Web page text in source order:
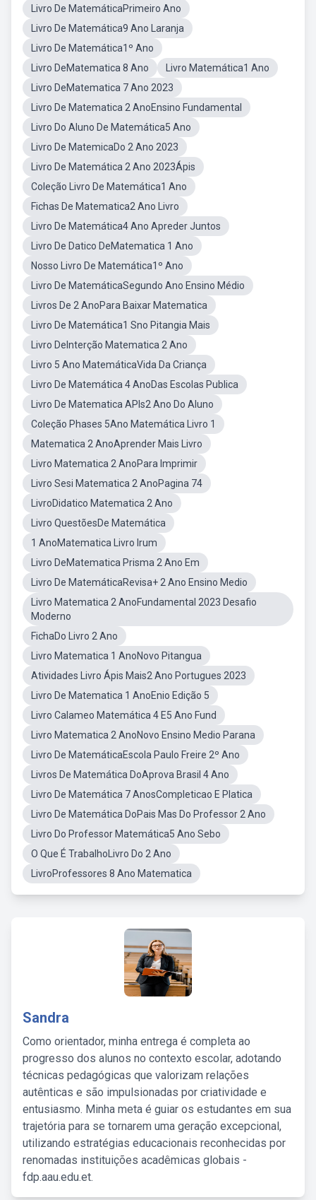
Livro De MatemáticaPrimeiro Ano
Livro De Matemática9 Ano Laranja
Livro De Matemática1º Ano
Livro DeMatematica 8 Ano
Livro Matemática1 Ano
Livro DeMatematica 7 Ano 2023
Livro De Matematica 2 AnoEnsino Fundamental
Livro Do Aluno De Matemática5 Ano
Livro De MatemicaDo 2 Ano 2023
Livro De Matemática 2 Ano 2023Ápis
Coleção Livro De Matemática1 Ano
Fichas De Matematica2 Ano Livro
Livro De Matemática4 Ano Apreder Juntos
Livro De Datico DeMatematica 1 Ano
Nosso Livro De Matemática1º Ano
Livro De MatemáticaSegundo Ano Ensino Médio
Livros De 2 AnoPara Baixar Matematica
Livro De Matemática1 Sno Pitangia Mais
Livro DeInterção Matematica 2 Ano
Livro 5 Ano MatemáticaVida Da Criança
Livro De Matemática 4 AnoDas Escolas Publica
Livro De Matematica APIs2 Ano Do Aluno
Coleção Phases 5Ano Matemática Livro 1
Matematica 2 AnoAprender Mais Livro
Livro Matematica 2 AnoPara Imprimir
Livro Sesi Matematica 2 AnoPagina 74
LivroDidatico Matematica 2 Ano
Livro QuestõesDe Matemática
1 AnoMatematica Livro Irum
Livro DeMatematica Prisma 2 Ano Em
Livro De MatemáticaRevisa+ 2 Ano Ensino Medio
Livro Matematica 2 AnoFundamental 2023 Desafio
Moderno
FichaDo Livro 2 Ano
Livro Matematica 1 AnoNovo Pitangua
Atividades Livro Ápis Mais2 Ano Portugues 2023
Livro De Matematica 1 AnoEnio Edição 5
Livro Calameo Matemática 4 E5 Ano Fund
Livro Matematica 2 AnoNovo Ensino Medio Parana
Livro De MatemáticaEscola Paulo Freire 2º Ano
Livros De Matemática DoAprova Brasil 4 Ano
Livro De Matemática 7 AnosCompleticao E Platica
Livro De Matemática DoPais Mas Do Professor 2 Ano
Livro Do Professor Matemática5 Ano Sebo
O Que É TrabalhoLivro Do 2 Ano
LivroProfessores 8 Ano Matematica
Sandra
Como orientador, minha entrega é completa ao
progresso dos alunos no contexto escolar, adotando
técnicas pedagógicas que valorizam relações
autênticas e são impulsionadas por criatividade e
entusiasmo. Minha meta é guiar os estudantes em sua
trajetória para se tornarem uma geração excepcional,
utilizando estratégias educacionais reconhecidas por
renomadas instituições acadêmicas globais -
fdp.aau.edu.et.